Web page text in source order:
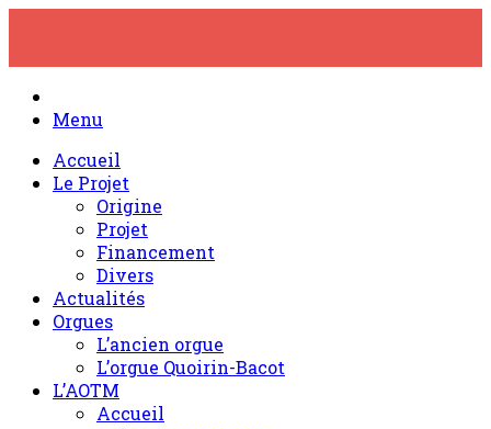
content
Menu
Accueil
Le Projet
Origine
Projet
Financement
Divers
Actualités
Orgues
L’ancien orgue
L’orgue Quoirin-Bacot
L’AOTM
Accueil